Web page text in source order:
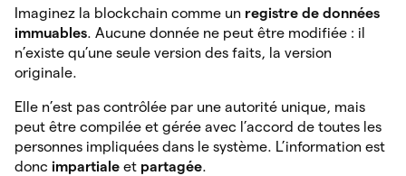
Imaginez la blockchain comme un registre de données
immuables. Aucune donnée ne peut être modifiée : il
n’existe qu’une seule version des faits, la version
originale.
Elle n’est pas contrôlée par une autorité unique, mais
peut être compilée et gérée avec l’accord de toutes les
personnes impliquées dans le système. L’information est
donc impartiale et partagée.